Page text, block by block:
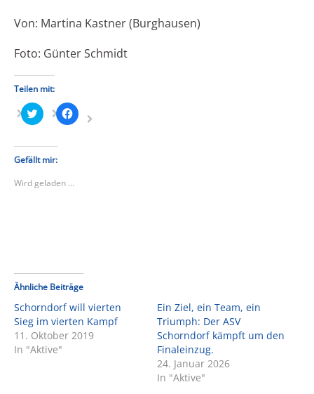
Von: Martina Kastner (Burghausen)
Foto: Günter Schmidt
Teilen mit:
Klick,
um
zu
teilen
(Wird
neuem
Klick,
um
neuem
Gefällt mir:
Wird geladen …
Ähnliche Beiträge
Schorndorf will vierten
Sieg im vierten Kampf
11. Oktober 2019
In "Aktive"
Ein Ziel, ein Team, ein
Triumph: Der ASV
Schorndorf kämpft um den
Finaleinzug.
24. Januar 2026
In "Aktive"